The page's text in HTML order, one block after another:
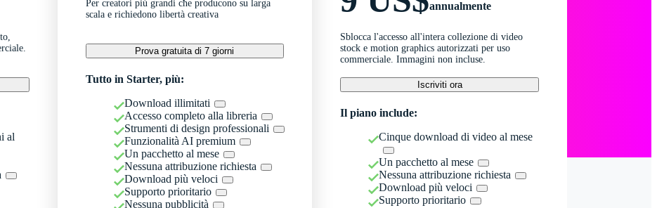
al
Per creatori più grandi che producono su larga
scala e richiedono libertà creativa
Prova gratuita di 7 giorni
Tutto in Starter, più:
Download illimitati
Accesso completo alla libreria
Strumenti di design professionali
Funzionalità AI premium
Un pacchetto al mese
Nessuna attribuzione richiesta
Download più veloci
Supporto prioritario
Nessuna pubblicità
annualmente
Sblocca l'accesso all'intera collezione di video
stock e motion graphics autorizzati per uso
commerciale. Immagini non incluse.
Iscriviti ora
Il piano include:
Cinque download di video al mese
Un pacchetto al mese
Nessuna attribuzione richiesta
Download più veloci
Supporto prioritario